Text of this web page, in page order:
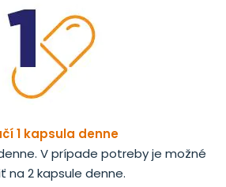
1 kapsula denne
V prípade potreby je možné
na 2 kapsule denne.